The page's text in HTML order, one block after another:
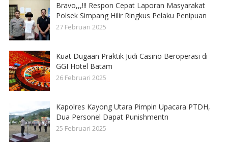
Bravo,,,!!! Respon Cepat Laporan Masyarakat
Polsek Simpang Hilir Ringkus Pelaku Penipuan
27 Februari 2025
Kuat Dugaan Praktik Judi Casino Beroperasi di
GGI Hotel Batam
26 Februari 2025
Kapolres Kayong Utara Pimpin Upacara PTDH,
Dua Personel Dapat Punishmentn
25 Februari 2025